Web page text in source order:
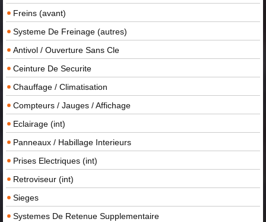
Freins (avant)
Systeme De Freinage (autres)
Antivol / Ouverture Sans Cle
Ceinture De Securite
Chauffage / Climatisation
Compteurs / Jauges / Affichage
Eclairage (int)
Panneaux / Habillage Interieurs
Prises Electriques (int)
Retroviseur (int)
Sieges
Systemes De Retenue Supplementaire